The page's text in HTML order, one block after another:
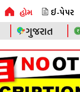
હોમ ઈ-પેપર
ગુજરાત